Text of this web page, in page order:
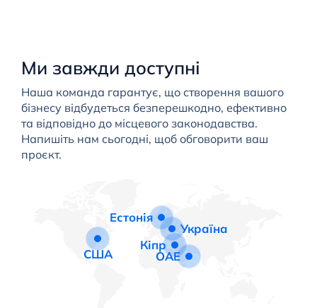
Ми завжди доступні
Наша команда гарантує, що створення вашого
бізнесу відбудеться безперешкодно, ефективно
та відповідно до місцевого законодавства.
Напишіть нам сьогодні, щоб обговорити ваш
проєкт.
Естонія
Україна
Кіпр
ОАЕ
США